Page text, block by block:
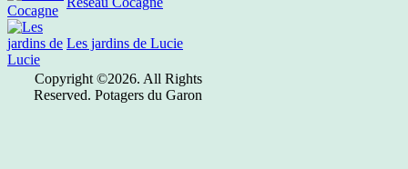
Les jardins de Lucie
Copyright ©2026. All Rights
Reserved. Potagers du Garon